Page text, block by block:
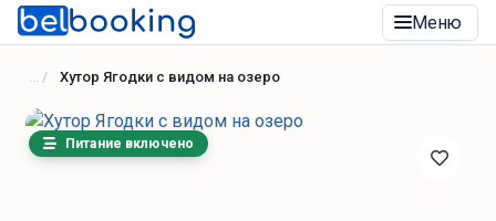
Меню
Хутор Ягодки с видом на озеро
Питание включено